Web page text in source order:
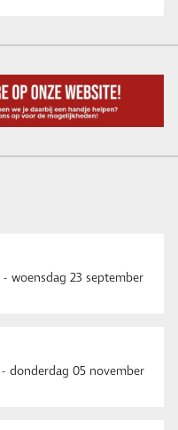
- woensdag 23 september
- donderdag 05 november